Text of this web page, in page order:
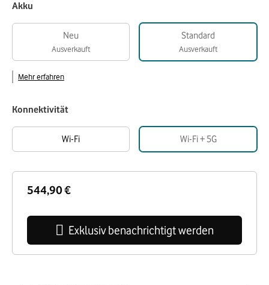
544,90 €
Exklusiv benachrichtigt werden
Akku
Neu
Ausverkauft
Standard
Ausverkauft
Mehr erfahren
Konnektivität
Wi-Fi Wi-Fi + 5G